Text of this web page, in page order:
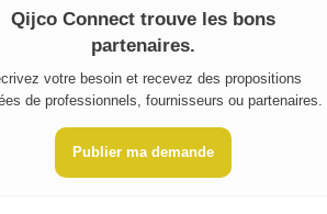
le montant pour la location):
Qijco Connect trouve les bons
partenaires.
votre besoin et recevez des propositions
de professionnels, fournisseurs ou partenaires.
Publier ma demande